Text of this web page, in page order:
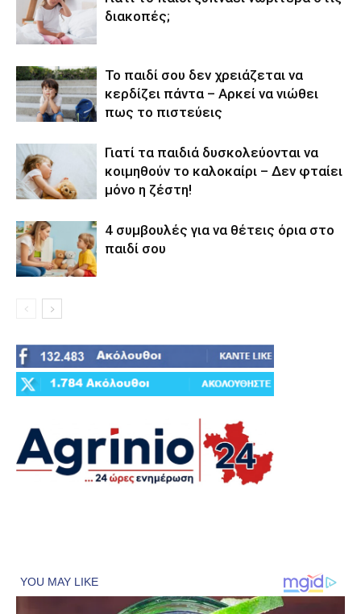
διακοπές;
Το παιδί σου δεν χρειάζεται να
κερδίζει πάντα – Αρκεί να νιώθει
πως το πιστεύεις
Γιατί τα παιδιά δυσκολεύονται να
κοιμηθούν το καλοκαίρι – Δεν φταίει
μόνο η ζέστη!
4 συμβουλές για να θέτεις όρια στο
παιδί σου